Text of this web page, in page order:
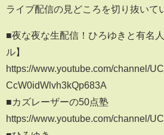
ライブ配信の見どころを切り抜いて
■夜な夜な生配信！ひろゆきと有名
ル】
https://www.youtube.com/channel/
CcW0idWlvh3kQp683A
■カズレーザーの50点塾
https://www.youtube.com/channel/